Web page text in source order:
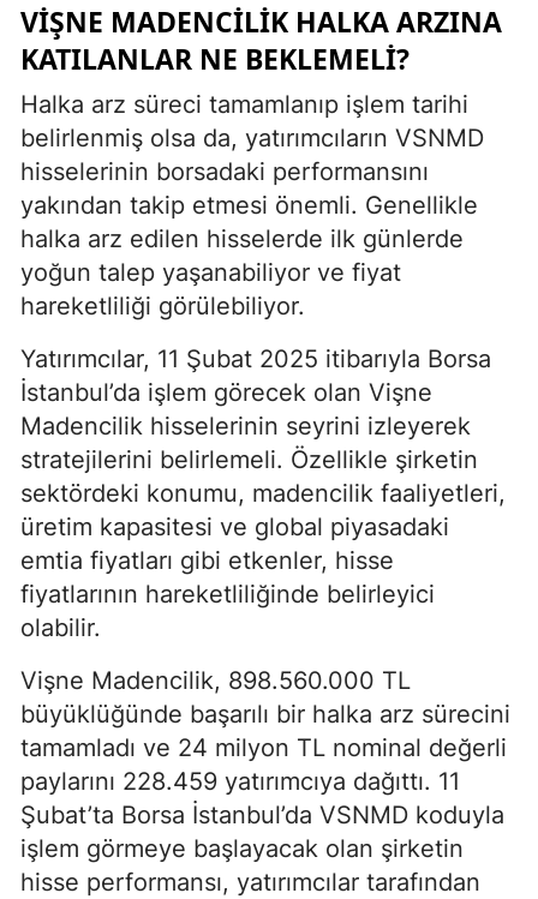
VIŞNE MADENCILIK HALKA ARZINA
KATILANLAR NE BEKLEMELI?
Halka arz süreci tamamlanıp işlem tarihi
belirlenmiş olsa da, yatırımcıların VSNMD
hisselerinin borsadaki performansını
yakından takip etmesi önemli. Genellikle
halka arz edilen hisselerde ilk günlerde
yoğun talep yaşanabiliyor ve fiyat
hareketliliği görülebiliyor.
Yatırımcılar, 11 Şubat 2025 itibarıyla Borsa
İstanbul’da işlem görecek olan Vişne
Madencilik hisselerinin seyrini izleyerek
stratejilerini belirlemeli. Özellikle şirketin
sektördeki konumu, madencilik faaliyetleri,
üretim kapasitesi ve global piyasadaki
emtia fiyatları gibi etkenler, hisse
fiyatlarının hareketliliğinde belirleyici
olabilir.
Vişne Madencilik, 898.560.000 TL
büyüklüğünde başarılı bir halka arz sürecini
tamamladı ve 24 milyon TL nominal değerli
paylarını 228.459 yatırımcıya dağıttı. 11
Şubat’ta Borsa İstanbul’da VSNMD koduyla
işlem görmeye başlayacak olan şirketin
hisse performansı, yatırımcılar tarafından